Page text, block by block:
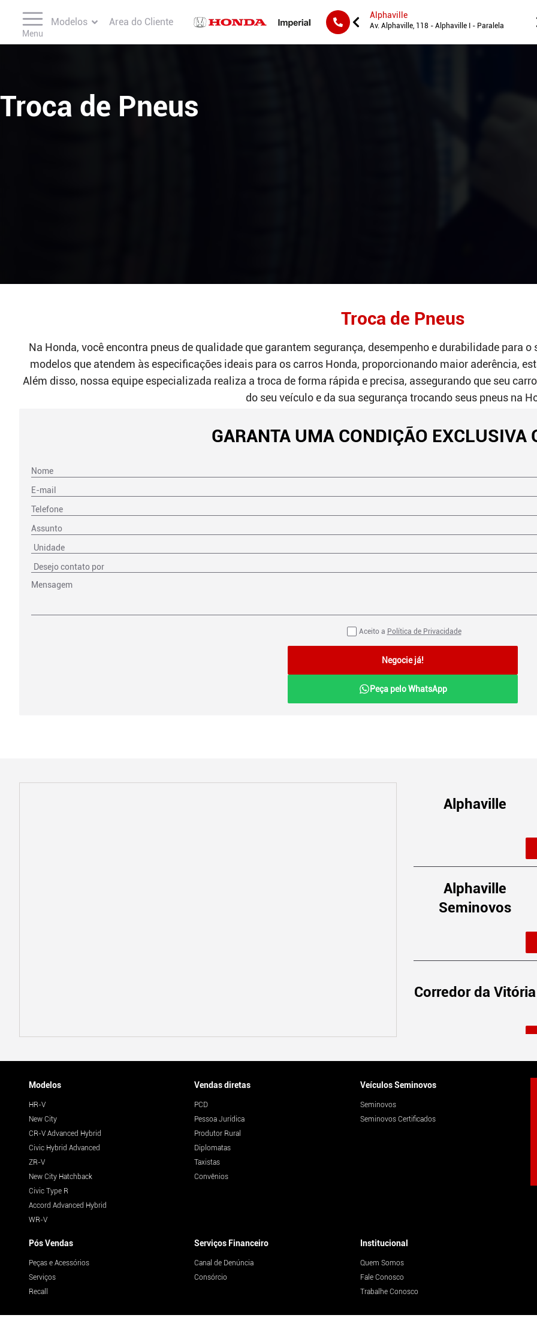
Menu
Modelos Area do Cliente
Seminovos
Av. Prof. Magalhães Neto, 1000-STIEP
Alphaville
Av. Alphaville, 118 - Alphaville I - Paralela
Troca de Pneus
Troca de Pneus
Na Honda, você encontra pneus de qualidade que garantem segurança, desempenho e durabilidade para
modelos que atendem às especificações ideais para os carros Honda, proporcionando maior aderência,
Além disso, nossa equipe especializada realiza a troca de forma rápida e precisa, assegurando que seu
do seu veículo e da sua segurança trocando seus pneus na
GARANTA UMA CONDIÇÃO EXCLUSIVA
Aceito a Política de Privacidade
Negocie já!
Peça pelo WhatsApp
Alphaville
Alphaville
Seminovos
Corredor da Vitória
Feira de Santana
Modelos
HR-V
New City
CR-V Advanced Hybrid
Civic Hybrid Advanced
ZR-V
New City Hatchback
Civic Type R
Accord Advanced Hybrid
WR-V
Vendas diretas
PCD
Pessoa Jurídica
Produtor Rural
Diplomatas
Taxistas
Convênios
Veículos Seminovos
Seminovos
Seminovos Certificados
Pós Vendas
Peças e Acessórios
Serviços
Recall
Serviços Financeiro
Canal de Denúncia
Consórcio
Institucional
Quem Somos
Fale Conosco
Trabalhe Conosco